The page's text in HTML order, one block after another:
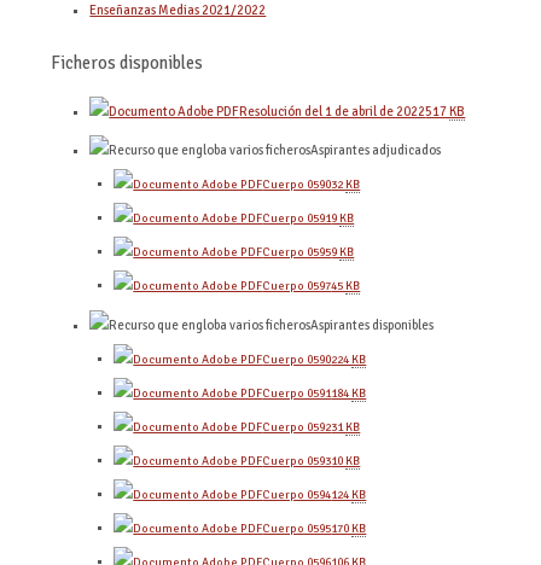
Enseñanzas Medias 2021/2022
Ficheros disponibles
Resolución del 1 de abril de 2022517KB
Aspirantes adjudicados
Cuerpo 059032 KB
Cuerpo 05919 KB
Cuerpo 05959 KB
Cuerpo 059745 KB
Aspirantes disponibles
Cuerpo 0590224 KB
Cuerpo 0591184 KB
Cuerpo 059231KB
Cuerpo 059310 KB
Cuerpo 0594124 KB
Cuerpo 0595170 KB
Cuerpo 0596106 KB